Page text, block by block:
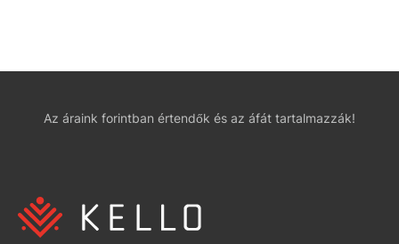
Az áraink forintban értendők és az áfát tartalmazzák!